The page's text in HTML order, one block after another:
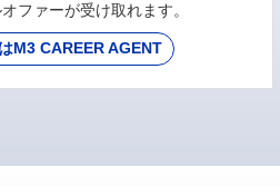
ファーが受け取れます。
M3 CAREER AGENT